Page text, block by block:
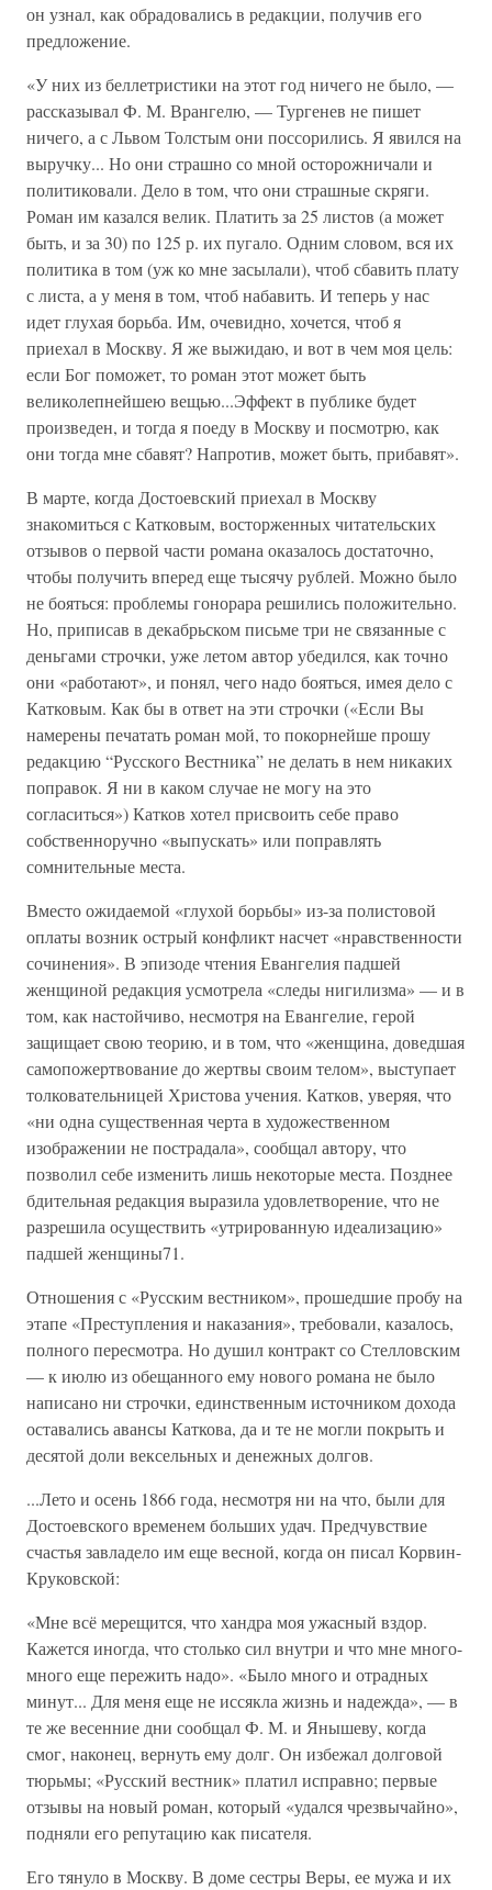
он узнал, как обрадовались в редакции, получив его
предложение.
«У них из беллетристики на этот год ничего не было, —
рассказывал Ф. М. Врангелю, — Тургенев не пишет
ничего, а с Львом Толстым они поссорились. Я явился на
выручку... Но они страшно со мной осторожничали и
политиковали. Дело в том, что они страшные скряги.
Роман им казался велик. Платить за 25 листов (а может
быть, и за 30) по 125 р. их пугало. Одним словом, вся их
политика в том (уж ко мне засылали), чтоб сбавить плату
с листа, а у меня в том, чтоб набавить. И теперь у нас
идет глухая борьба. Им, очевидно, хочется, чтоб я
приехал в Москву. Я же выжидаю, и вот в чем моя цель:
если Бог поможет, то роман этот может быть
великолепнейшею вещью...Эффект в публике будет
произведен, и тогда я поеду в Москву и посмотрю, как
они тогда мне сбавят? Напротив, может быть, прибавят».
В марте, когда Достоевский приехал в Москву
знакомиться с Катковым, восторженных читательских
отзывов о первой части романа оказалось достаточно,
чтобы получить вперед еще тысячу рублей. Можно было
не бояться: проблемы гонорара решились положительно.
Но, приписав в декабрьском письме три не связанные с
деньгами строчки, уже летом автор убедился, как точно
они «работают», и понял, чего надо бояться, имея дело с
Катковым. Как бы в ответ на эти строчки («Если Вы
намерены печатать роман мой, то покорнейше прошу
редакцию “Русского Вестника” не делать в нем никаких
поправок. Я ни в каком случае не могу на это
согласиться») Катков хотел присвоить себе право
собственноручно «выпускать» или поправлять
сомнительные места.
Вместо ожидаемой «глухой борьбы» из-за полистовой
оплаты возник острый конфликт насчет «нравственности
сочинения». В эпизоде чтения Евангелия падшей
женщиной редакция усмотрела «следы нигилизма» — и в
том, как настойчиво, несмотря на Евангелие, герой
защищает свою теорию, и в том, что «женщина, доведшая
самопожертвование до жертвы своим телом», выступает
толковательницей Христова учения. Катков, уверяя, что
«ни одна существенная черта в художественном
изображении не пострадала», сообщал автору, что
позволил себе изменить лишь некоторые места. Позднее
бдительная редакция выразила удовлетворение, что не
разрешила осуществить «утрированную идеализацию»
падшей женщины71.
Отношения с «Русским вестником», прошедшие пробу на
этапе «Преступления и наказания», требовали, казалось,
полного пересмотра. Но душил контракт со Стелловским
— к июлю из обещанного ему нового романа не было
написано ни строчки, единственным источником дохода
оставались авансы Каткова, да и те не могли покрыть и
десятой доли вексельных и денежных долгов.
...Лето и осень 1866 года, несмотря ни на что, были для
Достоевского временем больших удач. Предчувствие
счастья завладело им еще весной, когда он писал Корвин-
Круковской:
«Мне всё мерещится, что хандра моя ужасный вздор.
Кажется иногда, что столько сил внутри и что мне много-
много еще пережить надо». «Было много и отрадных
минут... Для меня еще не иссякла жизнь и надежда», — в
те же весенние дни сообщал Ф. М. и Янышеву, когда
смог, наконец, вернуть ему долг. Он избежал долговой
тюрьмы; «Русский вестник» платил исправно; первые
отзывы на новый роман, который «удался чрезвычайно»,
подняли его репутацию как писателя.
Его тянуло в Москву. В доме сестры Веры, ее мужа и их